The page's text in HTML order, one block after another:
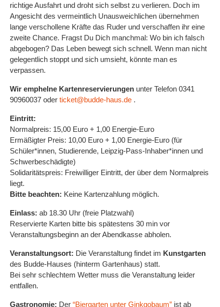
richtige Ausfahrt und droht sich selbst zu verlieren. Doch im
Angesicht des vermeintlich Unausweichlichen übernehmen
lange verschollene Kräfte das Ruder und verschaffen ihr eine
zweite Chance. Fragst Du Dich manchmal: Wo bin ich falsch
abgebogen? Das Leben bewegt sich schnell. Wenn man nicht
gelegentlich stoppt und sich umsieht, könnte man es
verpassen.
Wir emphelne Kartenreservierungen unter Telefon 0341
90960037 oder ticket@budde-haus.de .
Eintritt:
Normalpreis: 15,00 Euro + 1,00 Energie-Euro
Ermäßigter Preis: 10,00 Euro + 1,00 Energie-Euro (für
Schüler*innen, Studierende, Leipzig-Pass-Inhaber*innen und
Schwerbeschädigte)
Solidaritätspreis: Freiwilliger Eintritt, der über dem Normalpreis
liegt.
Bitte beachten: Keine Kartenzahlung möglich.
Einlass: ab 18.30 Uhr (freie Platzwahl)
Reservierte Karten bitte bis spätestens 30 min vor
Veranstaltungsbeginn an der Abendkasse abholen.
Veranstaltungsort: Die Veranstaltung findet im Kunstgarten
des Budde-Hauses (hinterm Gartenhaus) statt.
Bei sehr schlechtem Wetter muss die Veranstaltung leider
entfallen.
Gastronomie: Der “Biergarten unter Ginkgobaum” ist ab